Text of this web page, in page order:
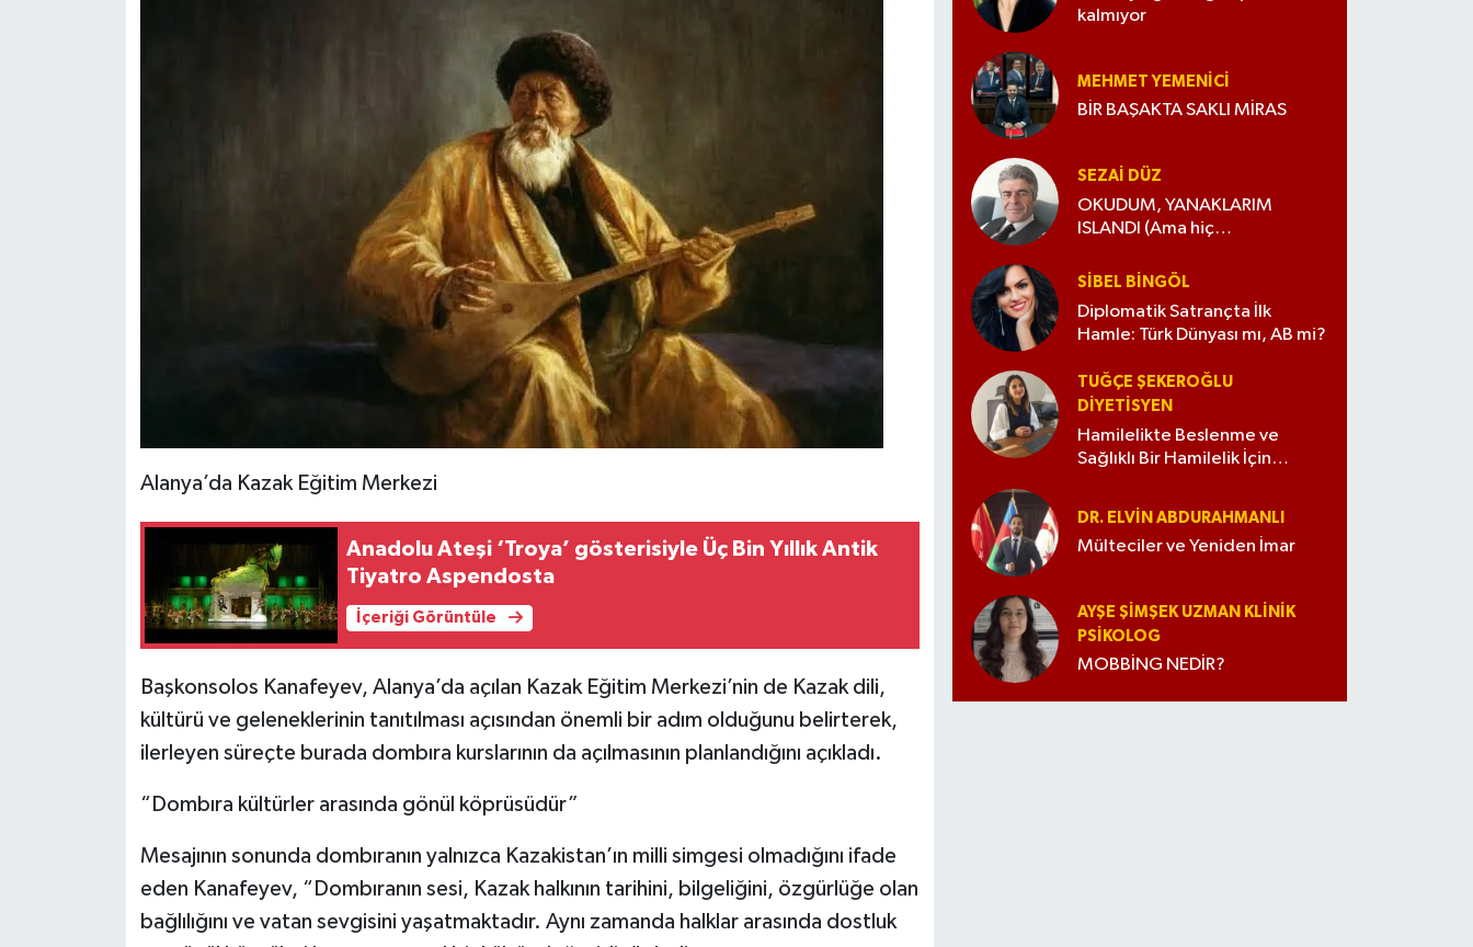
Alanya’da Kazak Eğitim Merkezi
Anadolu Ateşi ‘Troya’ gösterisiyle Üç Bin Yıllık Antik
Tiyatro Aspendosta
İçeriği Görüntüle
Başkonsolos Kanafeyev, Alanya’da açılan Kazak Eğitim Merkezi’nin de Kazak dili,
kültürü ve geleneklerinin tanıtılması açısından önemli bir adım olduğunu belirterek,
ilerleyen süreçte burada dombıra kurslarının da açılmasının planlandığını açıkladı.
“Dombıra kültürler arasında gönül köprüsüdür”
Mesajının sonunda dombıranın yalnızca Kazakistan’ın milli simgesi olmadığını ifade
eden Kanafeyev, “Dombıranın sesi, Kazak halkının tarihini, bilgeliğini, özgürlüğe olan
bağlılığını ve vatan sevgisini yaşatmaktadır. Aynı zamanda halklar arasında dostluk
kalmıyor
MEHMET YEMENICI
BİR BAŞAKTA SAKLI MİRAS
SEZAI DÜZ
OKUDUM, YANAKLARIM
ISLANDI (Ama hiç
SIBEL BINGÖL
Diplomatik Satrançta İlk
Hamle: Türk Dünyası mı, AB mi?
TUĞÇE ŞEKEROĞLU
DIYETISYEN
Hamilelikte Beslenme ve
Sağlıklı Bir Hamilelik İçin
DR. ELVIN ABDURAHMANLI
Mülteciler ve Yeniden İmar
AYŞE ŞIMŞEK UZMAN KLINIK
PSIKOLOG
MOBBİNG NEDİR?